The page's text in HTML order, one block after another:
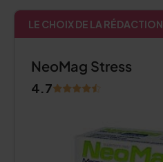
LE CHOIX DE LA RÉDACTION
NeoMag Stress
4.7